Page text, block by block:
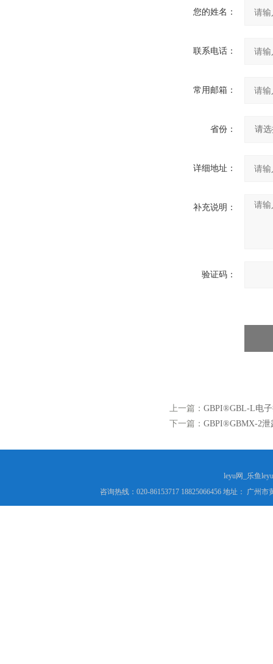
您的姓名：
联系电话：
常用邮箱：
省份：
详细地址：
补充说明：
验证码：
上一篇： GBPI®GBL-L电
下一篇： GBPI®GBMX-2
leyu网_乐鱼
咨询热线：020-86153717 18825066456 地址： 广州